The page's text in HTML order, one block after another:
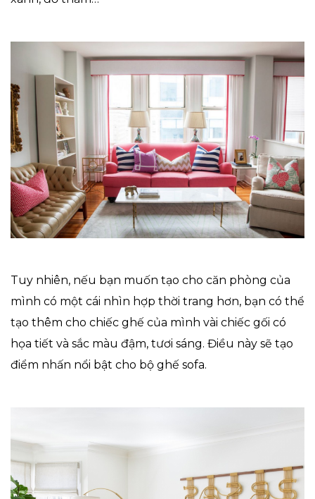
Tuy nhiên, nếu bạn muốn tạo cho căn phòng của
mình có một cái nhìn hợp thời trang hơn, bạn có thể
tạo thêm cho chiếc ghế của mình vài chiếc gối có
họa tiết và sắc màu đậm, tươi sáng. Điều này sẽ tạo
điểm nhấn nổi bật cho bộ ghế sofa.